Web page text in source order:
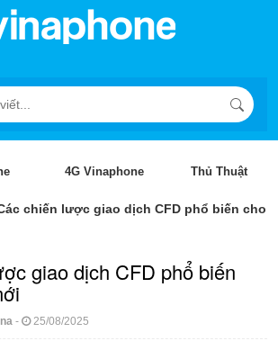
4G Vinaphone Thủ Thuật
chiến lược giao dịch CFD phổ biến cho
giao dịch CFD phổ biến
- 25/08/2025